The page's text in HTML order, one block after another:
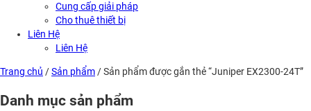
Cung cấp giải pháp
Cho thuê thiết bị
Liên Hệ
Liên Hệ
Trang chủ /Sản phẩm / Sản phẩm được gắn thẻ “Juniper EX2300-24T”
Danh mục sản phẩm